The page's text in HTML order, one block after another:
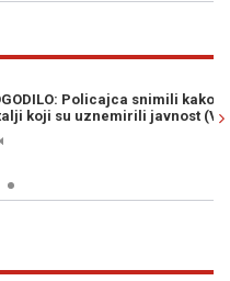
snimili kako baca psa u
javnost (VIDEO)